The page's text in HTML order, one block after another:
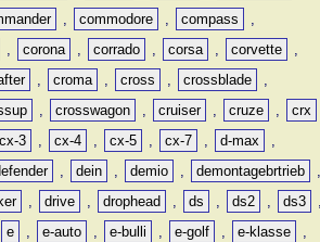
, commodore , compass
,
, corona , corrado , corsa , corvette
,
, croma , cross , crossblade
,
, crosswagon , cruiser , cruze ,
crx
cx-3 , cx-4 , cx-5 , cx-7 , d-max
,
, dein , demio , demontagebrtrieb
,
, drive , drophead , ds , ds2 , ds3
,
e , e-auto , e-bulli , e-golf , e-klasse
,